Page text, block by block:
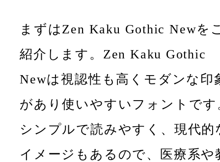
まずはZen Kaku Gothic Newを
紹介します。Zen Kaku Gothic
Newは視認性も高くモダンな印
があり使いやすいフォントです
シンプルで読みやすく、現代的
イメージもあるので、医療系や